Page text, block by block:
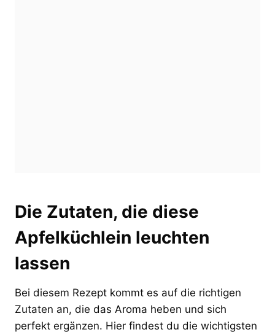
Die Zutaten, die diese
Apfelküchlein leuchten
lassen
Bei diesem Rezept kommt es auf die richtigen
Zutaten an, die das Aroma heben und sich
perfekt ergänzen. Hier findest du die wichtigsten